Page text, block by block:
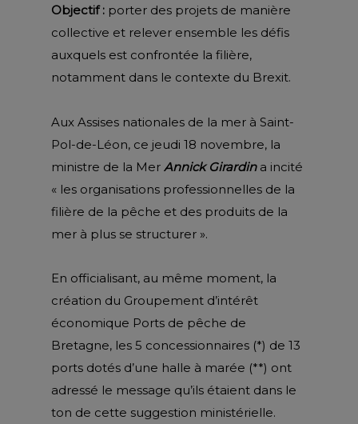
Objectif : porter des projets de manière
collective et relever ensemble les défis
auxquels est confrontée la filière,
notamment dans le contexte du Brexit.
Aux Assises nationales de la mer à Saint-
Pol-de-Léon, ce jeudi 18 novembre, la
ministre de la Mer Annick Girardin a incité
« les organisations professionnelles de la
filière de la pêche et des produits de la
mer à plus se structurer ».
En officialisant, au même moment, la
création du Groupement d’intérêt
économique Ports de pêche de
Bretagne, les 5 concessionnaires (*) de 13
ports dotés d’une halle à marée (**) ont
adressé le message qu’ils étaient dans le
ton de cette suggestion ministérielle.